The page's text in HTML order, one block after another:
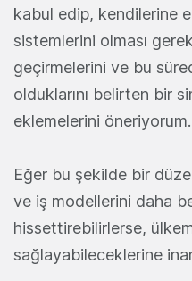
kabul edip, kendilerine
sistemlerini olması
geçirmelerini ve bu
olduklarını belirten bir
eklemelerini öneriyorum.
Eğer bu şekilde bir
ve iş modellerini daha
hissettirebilirlerse,
sağlayabileceklerine